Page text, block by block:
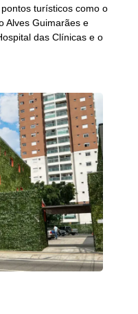
turísticos como o
Alves Guimarães e
das Clínicas e o